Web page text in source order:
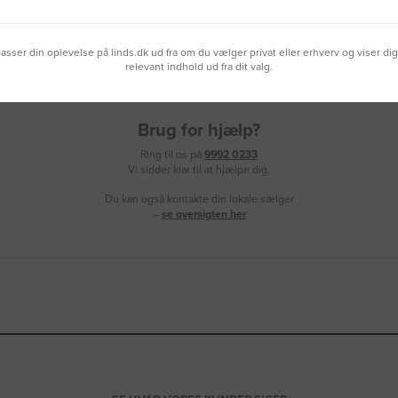
Brug for hjælp?
Ring til os på 9992 0233
Vi sidder klar til at hjælpe dig.
Du kan også kontakte din lokale sælger
– se oversigten her
din oplevelse på linds.dk ud fra om du vælger privat eller erhverv og viser
relevant indhold ud fra dit valg.